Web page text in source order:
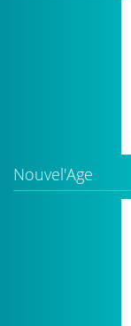
Nouvel'Age